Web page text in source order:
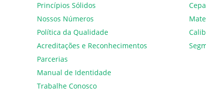
Princípios Sólidos
Nossos Números
Política da Qualidade
Acreditações e Reconhecimentos
Parcerias
Manual de Identidade
Trabalhe Conosco